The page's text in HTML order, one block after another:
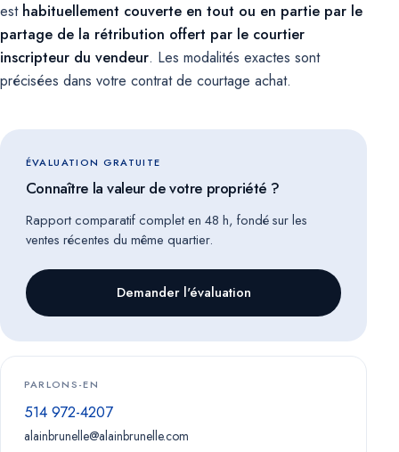
est habituellement couverte en tout ou en partie par le
partage de la rétribution offert par le courtier
inscripteur du vendeur. Les modalités exactes sont
précisées dans votre contrat de courtage achat.
ÉVALUATION GRATUITE
Connaître la valeur de votre propriété ?
Rapport comparatif complet en 48 h, fondé sur les
ventes récentes du même quartier.
Demander l'évaluation
PARLONS-EN
514 972-4207
alainbrunelle@alainbrunelle.com